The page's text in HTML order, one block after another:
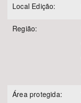
Local Edição:
Região:
Área protegida: